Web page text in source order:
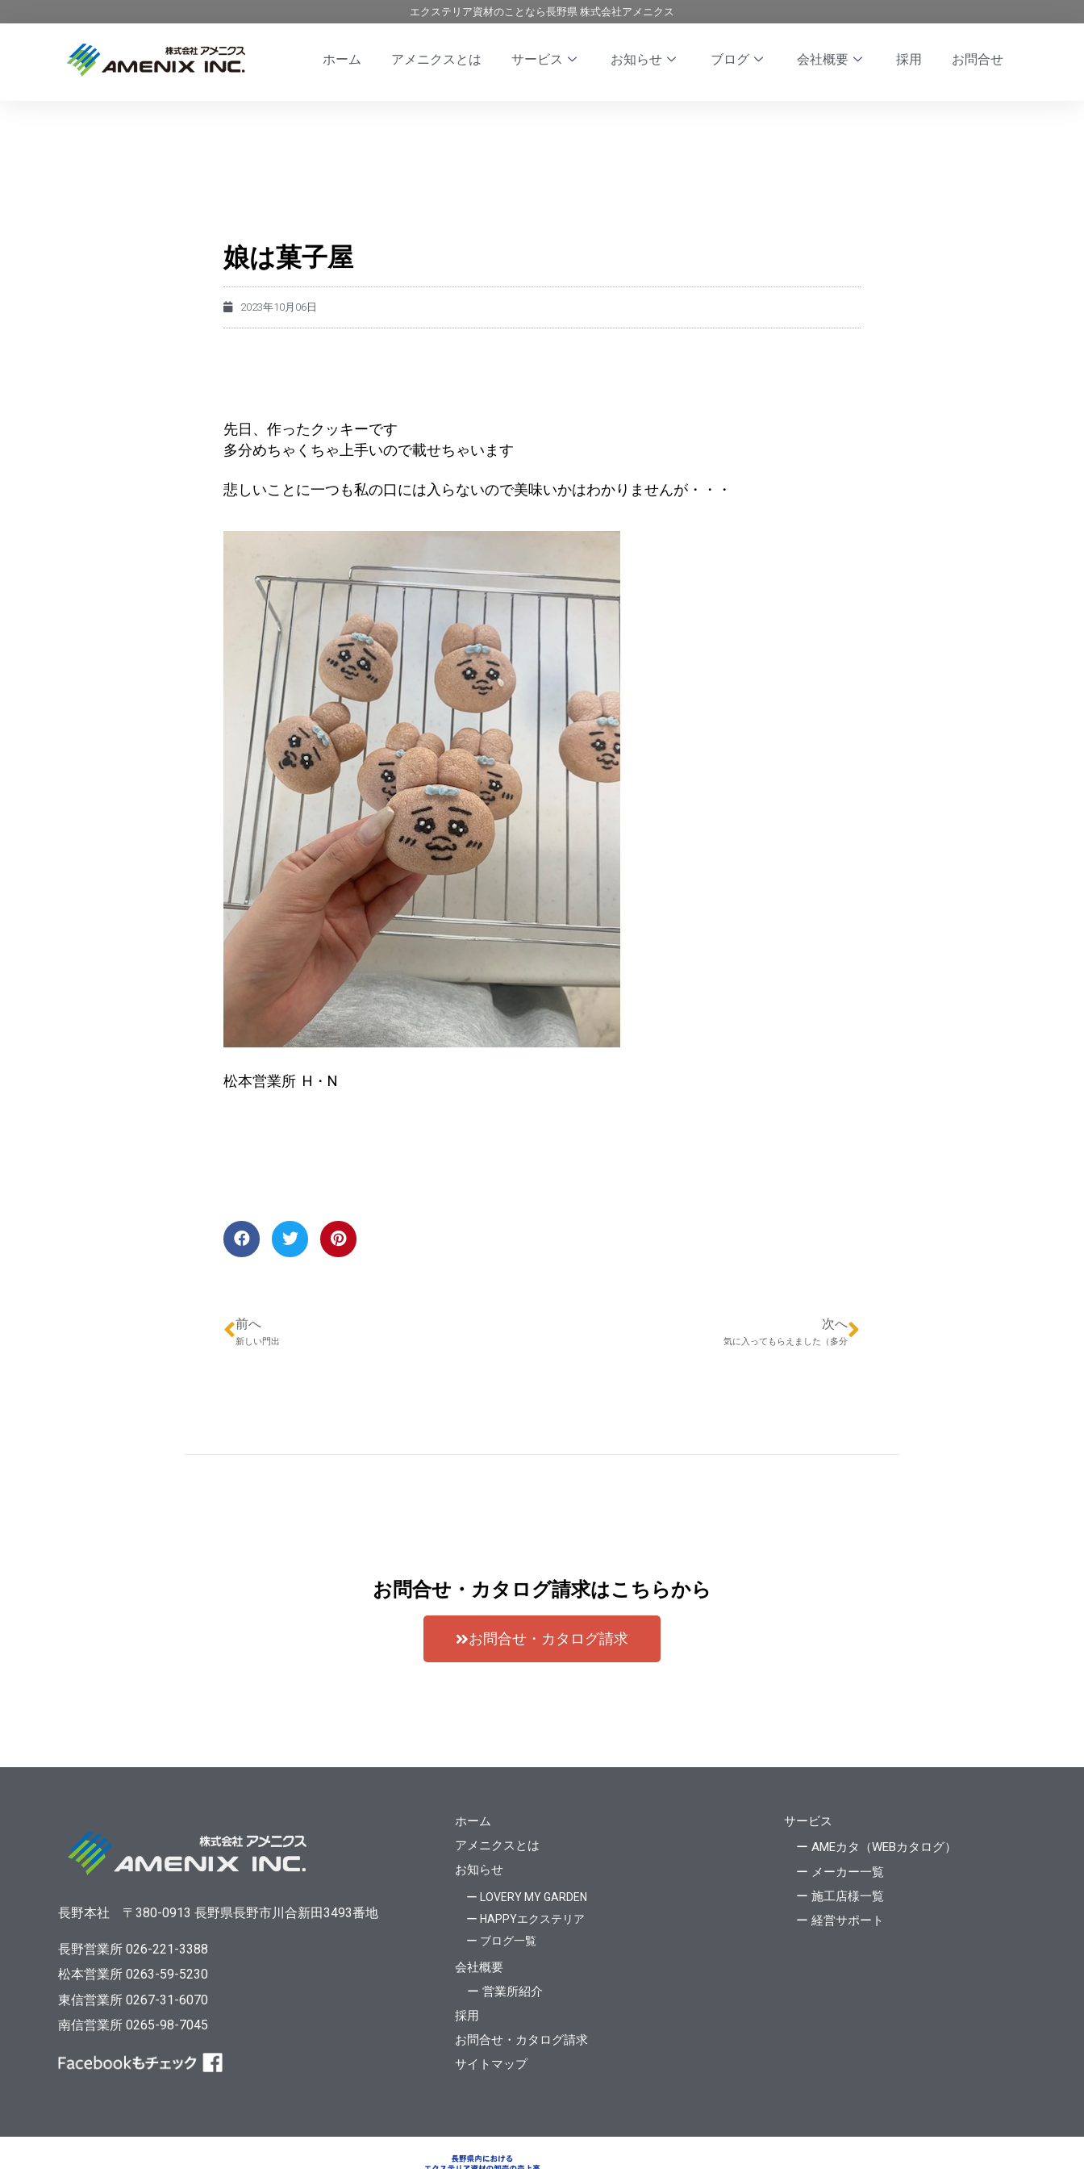
エクステリア資材のことなら長野県 株式会社アメニクス
ホーム アメニクスとは サービス お知らせ ブログ 会社概要 採用 お問合せ
娘は菓子屋
2023年10月06日
先日、作ったクッキーです
多分めちゃくちゃ上手いので載せちゃいます
悲しいことに一つも私の口には入らないので美味いかはわかりませんが・・・
松本営業所 H・N
前へ
新しい門出
次へ
気に入ってもらえました（多分
お問合せ・カタログ請求はこちらから
お問合せ・カタログ請求
長野本社 〒380-0913 長野県長野市川合新田3493番地
長野営業所 026-221-3388
松本営業所 0263-59-5230
東信営業所 0267-31-6070
南信営業所 0265-98-7045
ホーム
アメニクスとは
お知らせ
ー LOVERY MY GARDEN
ー HAPPYエクステリア
ー ブログ一覧
会社概要
ー 営業所紹介
採用
お問合せ・カタログ請求
サイトマップ
サービス
ー AMEカタ（WEBカタログ）
ー メーカー一覧
ー 施工店様一覧
ー 経営サポート